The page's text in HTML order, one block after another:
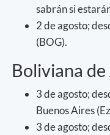
sabrán si
2 de agosto;
(BOG).
Boliviana
3 de agosto;
Buenos Aires
3 de agosto;